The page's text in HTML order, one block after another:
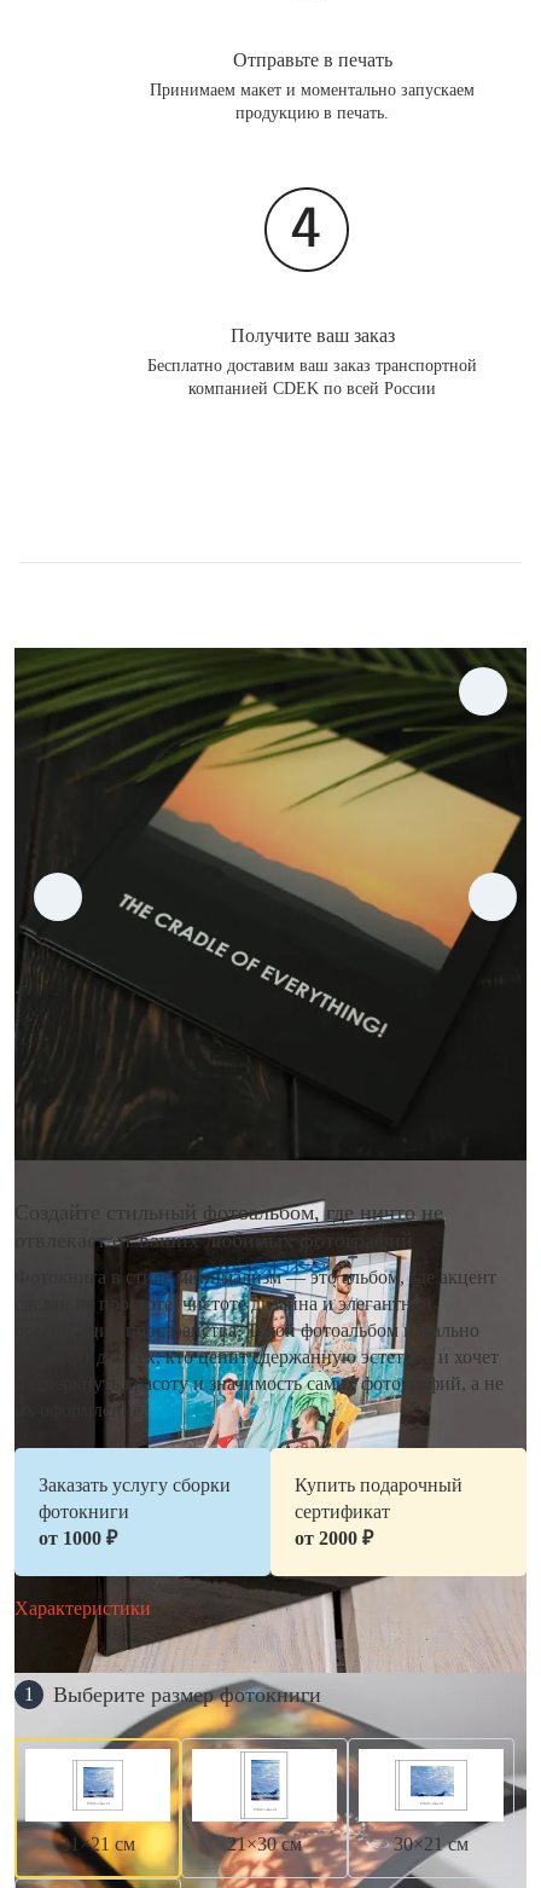
Отправьте в печать
Принимаем макет и моментально запускаем
продукцию в печать.
Получите ваш заказ
Бесплатно доставим ваш заказ транспортной
компанией CDEK по всей России
Создайте стильный фотоальбом, где ничто не
отвлекает от ваших любимых фотографий
Фотокнига в стиле минимализм — это альбом, где акцент
сделан на простоте, чистоте дизайна и элегантной
организации пространства. Такой фотоальбом идеально
подходит для тех, кто ценит сдержанную эстетику и хочет
подчеркнуть красоту и значимость самих фотографий, а не
их оформление.
Заказать услугу сборки
фотокниги
от 1000 ₽
Купить подарочный
сертификат
от 2000 ₽
Характеристики
1 Выберите размер фотокниги
21×21 см 21×30 см 30×21 см